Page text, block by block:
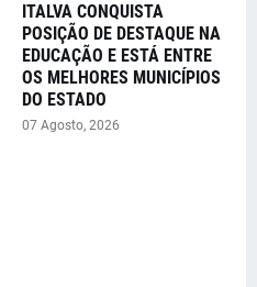
ITALVA CONQUISTA
POSIÇÃO DE DESTAQUE NA
EDUCAÇÃO E ESTÁ ENTRE
OS MELHORES MUNICÍPIOS
DO ESTADO
07 Agosto, 2026